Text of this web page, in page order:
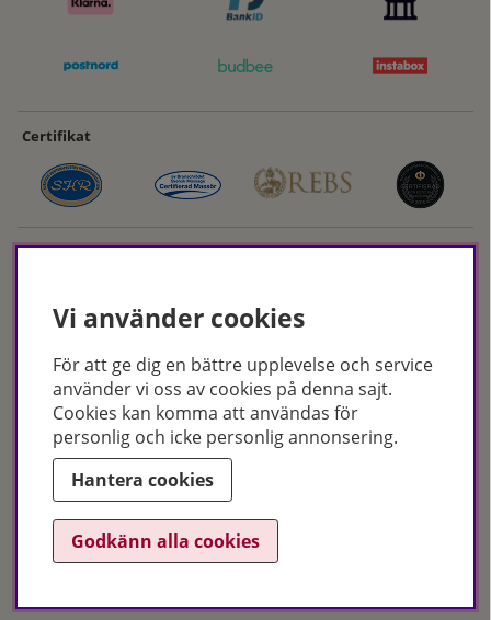
Certifikat
Hudoteket erbjuder ett noga utvalt sortiment inom hudvård, hårvård och
makeup – både online och i butik. Med över 50 års erfarenhet och
utbildade hudterapeuter hjälper vi dig att hitta rätt produkter och
behandlingar för just dina behov. Handla enkelt på hudoteket.se eller
besök oss i Jönköping och Malmö.
Copyright © Hudoteket 2025
Vi använder cookies
För att ge dig en bättre upplevelse och service
använder vi oss av cookies på denna sajt.
Cookies kan komma att användas för
personlig och icke personlig annonsering.
Hantera cookies
Godkänn alla cookies